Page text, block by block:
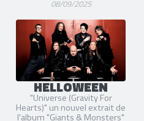
08/09/2025
HELLOWEEN
"Universe (Gravity For
Hearts)" un nouvel extrait de
l'album "Giants & Monsters"